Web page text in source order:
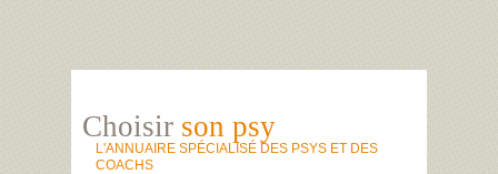
Choisir son psy
L'ANNUAIRE SPÉCIALISÉ DES PSYS ET DES
COACHS